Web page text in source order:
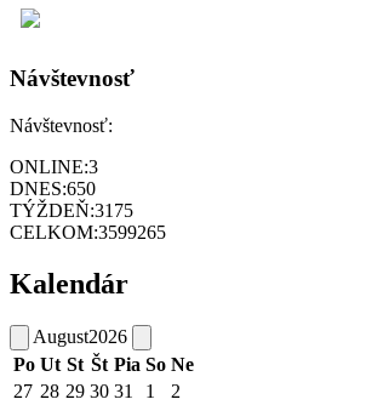
Návštevnosť
Návštevnosť:
ONLINE:3
DNES:650
TÝŽDEŇ:3175
CELKOM:3599265
Kalendár
August2026
Po Ut St Št Pia So Ne
27 28 29 30 31 1
2